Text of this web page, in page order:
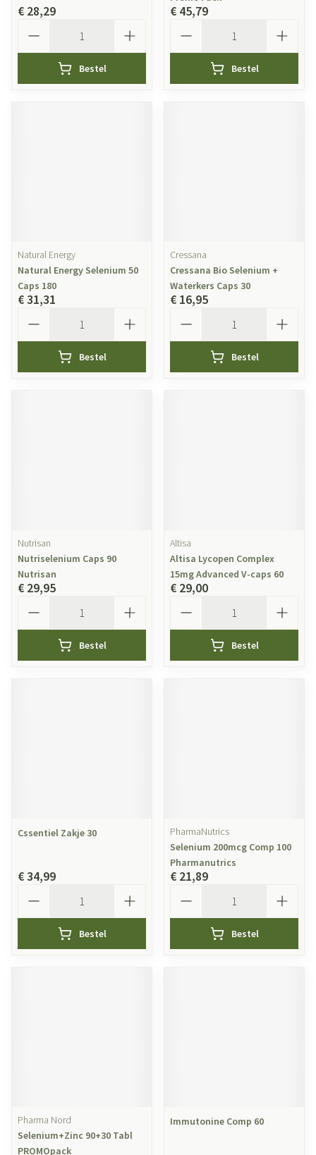
€ 28,29
Bestel
€ 45,79
Bestel
Natural Energy
Natural Energy Selenium 50
Caps 180
€ 31,31
Bestel
Cressana
Cressana Bio Selenium +
Waterkers Caps 30
€ 16,95
Bestel
Nutrisan
Nutriselenium Caps 90
Nutrisan
€ 29,95
Bestel
Altisa
Altisa Lycopen Complex
15mg Advanced V-caps 60
€ 29,00
Bestel
Cssentiel Zakje 30
€ 34,99
Bestel
PharmaNutrics
Selenium 200mcg Comp 100
Pharmanutrics
€ 21,89
Bestel
Pharma Nord
Selenium+Zinc 90+30 Tabl
PROMOpack
Immutonine Comp 60